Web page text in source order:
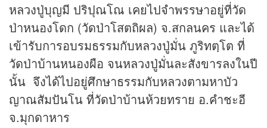
หลวงปู่บุญมี ปริปุณโณ เคยไปจำพรรษาอยู่ที่วัด
ป่าหนองโดก (วัดป่าโสตถิผล) จ.สกลนคร และได้
เข้ารับการอบรมธรรมกับหลวงปู่มั่น ภูริทตฺโต ที่
วัดป่าบ้านหนองผือ จนหลวงปู่มั่นละสังขารลงในปี
นั้น จึงได้ไปอยู่ศึกษาธรรมกับหลวงตามหาบัว
ญาณสัมปันโน ที่วัดป่าบ้านห้วยทราย อ.คำชะอี
จ.มุกดาหาร